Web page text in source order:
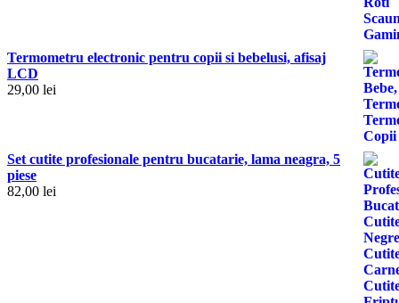
Termometru electronic pentru copii si bebelusi, afisaj
LCD
29,00 lei
Set cutite profesionale pentru bucatarie, lama neagra, 5
piese
82,00 lei